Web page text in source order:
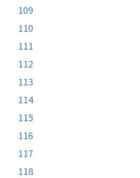
109
110
111
112
113
114
115
116
117
118